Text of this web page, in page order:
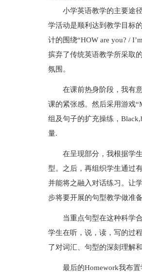
小学英语教学的主要途
学活动是顺利达到教学目标
计的围绕“HOW are you? /
摈弃了传统英语教学所采取
氛围。
在课前热身阶段，我有
课的紧张感。然后采用游戏
组及句子的扩充操练，
量.
在呈现部分，我根据学
型。之后，再组织学生通过
并能将之融入对话练习。让
步将要开展的句型教学做准
当重点句型在这种科学
学生在听，说，读，写的过
了对词汇、句型的深刻理解
最后的Homework我布